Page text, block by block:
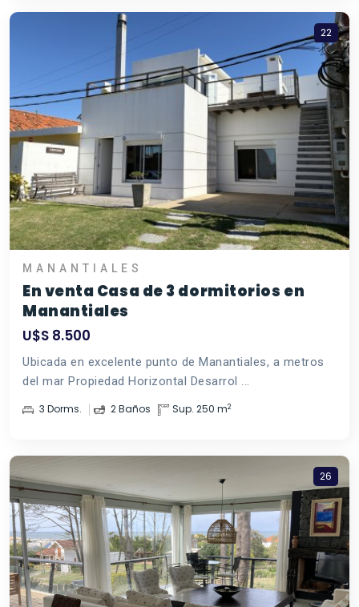
22
MANANTIALES
En venta Casa de 3 dormitorios en
Manantiales
U$S 8.500
Ubicada en excelente punto de Manantiales, a metros
del mar Propiedad Horizontal Desarrol ...
3 Dorms. 2 Baños Sup. 250 m2
26